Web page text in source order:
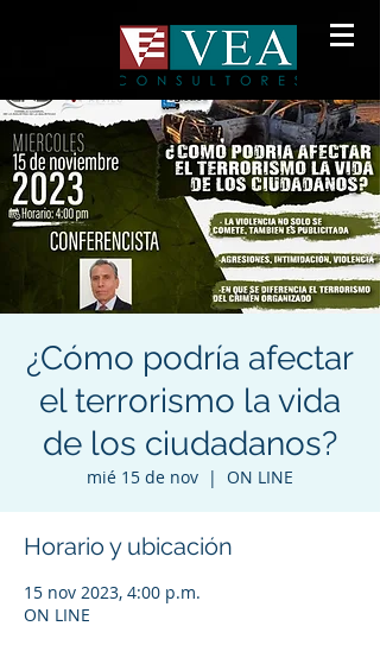
¿Cómo podría afectar
el terrorismo la vida
de los ciudadanos?
mié 15 de nov
  |
ON LINE
Horario y ubicación
15 nov 2023, 4:00 p.m.
ON LINE